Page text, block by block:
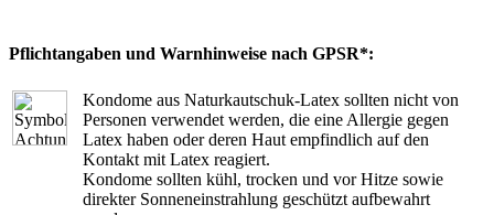
Pflichtangaben und Warnhinweise nach GPSR*:
Kondome aus Naturkautschuk-Latex sollten nicht von
Personen verwendet werden, die eine Allergie gegen
Latex haben oder deren Haut empfindlich auf den
Kontakt mit Latex reagiert.
Kondome sollten kühl, trocken und vor Hitze sowie
direkter Sonneneinstrahlung geschützt aufbewahrt